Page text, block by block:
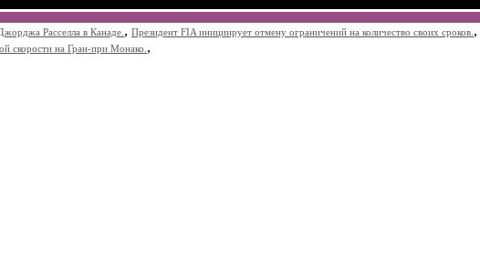
Расселла в Канаде. , Президент FIA инициирует отмену ограничений на количество своих сроков. ,
скорости на Гран-при Монако. ,